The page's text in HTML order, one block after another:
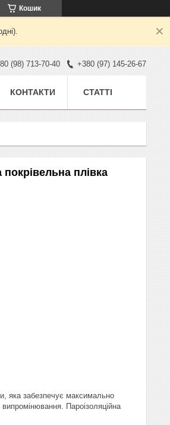
Кошик
(98) 713-70-40 +380 (97) 145-26-67
КОНТАКТИ СТАТТІ
плівка
яка забезпечує максимально
Пароізоляційна